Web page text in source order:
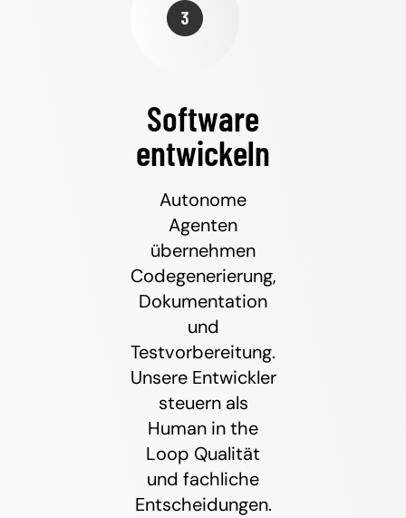
Software
entwickeln
Autonome
Agenten
übernehmen
Codegenerierung,
Dokumentation
und
Testvorbereitung.
Unsere Entwickler
steuern als
Human in the
Loop Qualität
und fachliche
Entscheidungen.